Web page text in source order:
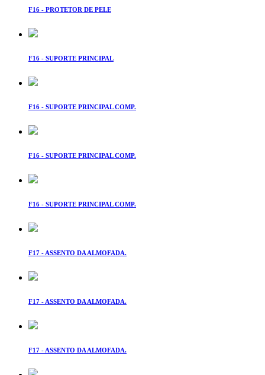
F16 - PROTETOR DE PELE
F16 - SUPORTE PRINCIPAL
F16 - SUPORTE PRINCIPAL COMP.
F16 - SUPORTE PRINCIPAL COMP.
F16 - SUPORTE PRINCIPAL COMP.
F17 - ASSENTO DA ALMOFADA.
F17 - ASSENTO DA ALMOFADA.
F17 - ASSENTO DA ALMOFADA.